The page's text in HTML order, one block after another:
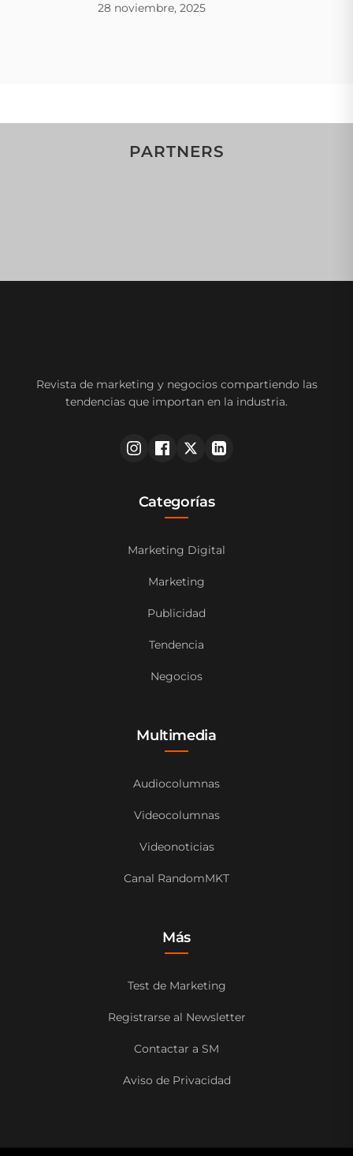
28 noviembre, 2025
PARTNERS
Revista de marketing y negocios compartiendo las
tendencias que importan en la industria.
Categorías
Marketing Digital
Marketing
Publicidad
Tendencia
Negocios
Multimedia
Audiocolumnas
Videocolumnas
Videonoticias
Canal RandomMKT
Más
Test de Marketing
Registrarse al Newsletter
Contactar a SM
Aviso de Privacidad